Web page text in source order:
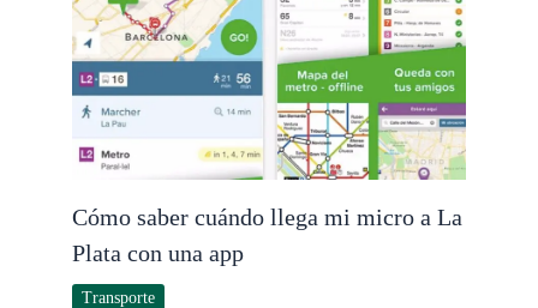
Cómo saber cuándo llega mi micro a La
Plata con una app
Transporte